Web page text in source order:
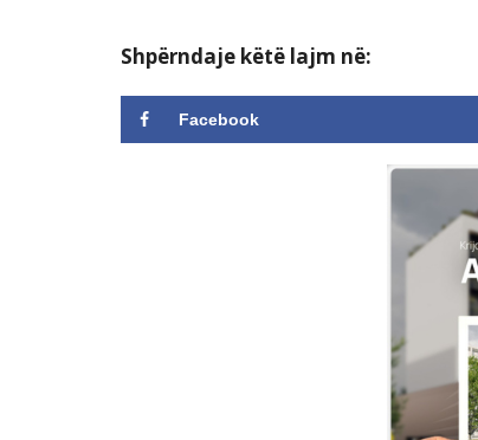
Shpërndaje këtë lajm në:
Facebook